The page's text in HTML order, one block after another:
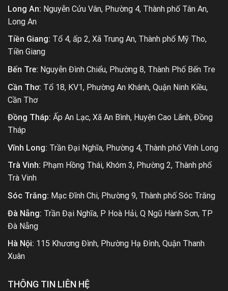
Long An: Nguyễn Cửu Vân, Phường 4, Thành phố Tân An,
Long An
Tiền Giang: Tổ 4, ấp 2, Xã Trung An, Thành phố Mỹ Tho,
Tiền Giang
Bến Tre: Nguyễn Đình Chiểu, Phường 8, Thành Phố Bến Tre
Cần Thơ: Tổ 18, KV1, Phường An Khánh, Quận Ninh Kiều,
Cần Thơ
Đồng Tháp: Ấp An Lạc, Xã An Bình, Huyện Cao Lãnh, Đồng
Tháp
Vĩnh Long: Trần Đại Nghĩa, Phường 4, Thành phố Vĩnh Long
Trà Vinh: Phạm Hồng Thái, Khóm 3, Phường 2, Thành phố
Trà Vinh
Sóc Trăng: Mạc Đĩnh Chi, Phường 9, Thành phố Sóc Trăng
Đà Nẵng: Trần Đại Nghĩa, P Hoà Hải, Q Ngũ Hành Sơn, TP
Đà Nẵng
Hà Nội: 115 Khương Đình, Phường Hạ Đình, Quận Thanh
Xuân
THÔNG TIN LIÊN HỆ